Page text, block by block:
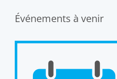
Événements à venir